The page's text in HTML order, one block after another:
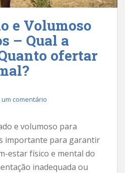
e Volumoso
– Qual a
ofertar
comentário
e volumoso para
importante para garantir
estar físico e mental do
inadequada ou